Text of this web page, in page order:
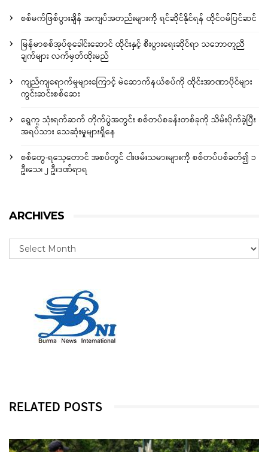
စစ်မက်ဖြစ်ပွားချိန် အကျပ်အတည်းများကို ရင်ဆိုင်နိုင်ရန် ထိုင်ဝမ်ပြင်ဆင်
မြန်မာစစ်အုပ်စုခေါင်းဆောင် ထိုင်းနှင့် စီးပွားရေးဆိုင်ရာ သဘောတူညီ
ချက်များ လက်မှတ်ထိုးမည်
ကျည်ကျရောက်မှုများကြောင့် မဲဆောက်နယ်စပ်ကို ထိုင်းအာဏာပိုင်များ
ကွင်းဆင်းစစ်ဆေး
ရွှေကူ သုံးရက်ဆက် တိုက်ပွဲအတွင်း စစ်တပ်စခန်းတစ်ခုကို သိမ်းပိုက်ခဲ့ပြီး
အရပ်သား သေဆုံးမှုများရှိနေ
စစ်တွေ-ရသေ့တောင် အစပ်တွင် ငါးဖမ်းသမားများကို စစ်တပ်ပစ်ခတ်၍ ၁
ဦးသေ၊ ၂ ဦးဒဏ်ရာရ
ARCHIVES
RELATED POSTS